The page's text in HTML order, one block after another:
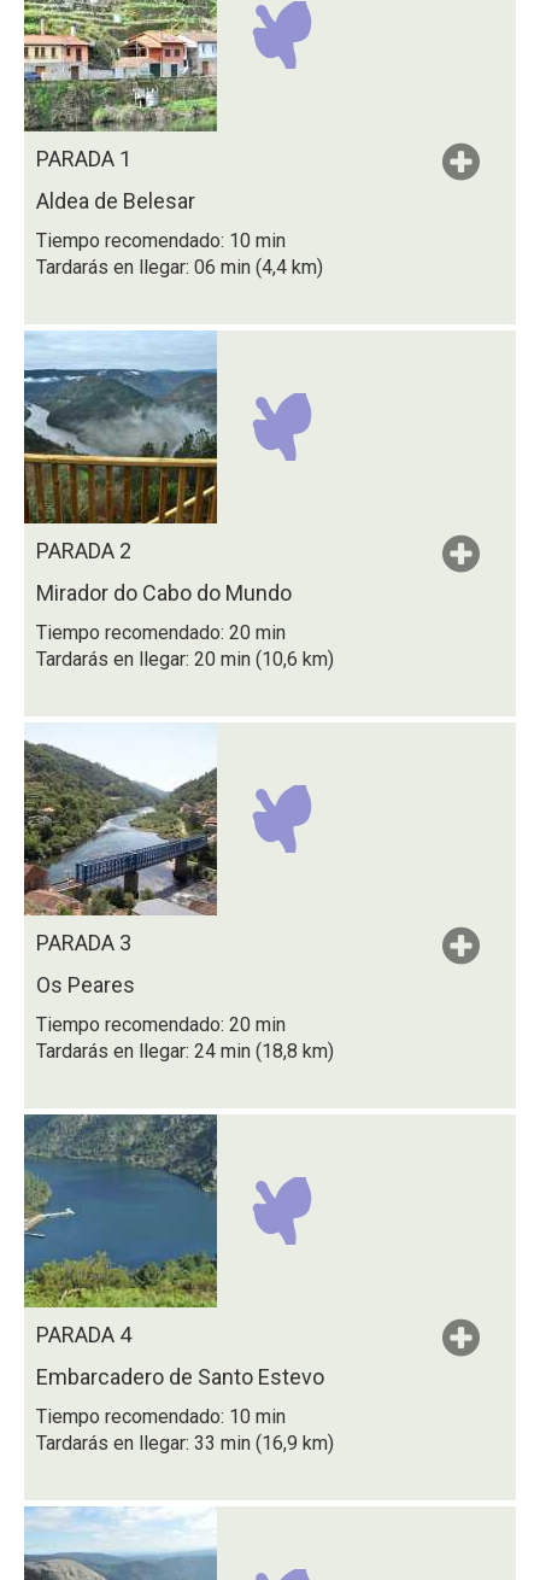
PARADA 1
Aldea de Belesar
Tiempo recomendado: 10 min
Tardarás en llegar: 06 min (4,4 km)
PARADA 2
Mirador do Cabo do Mundo
Tiempo recomendado: 20 min
Tardarás en llegar: 20 min (10,6 km)
PARADA 3
Os Peares
Tiempo recomendado: 20 min
Tardarás en llegar: 24 min (18,8 km)
PARADA 4
Embarcadero de Santo Estevo
Tiempo recomendado: 10 min
Tardarás en llegar: 33 min (16,9 km)